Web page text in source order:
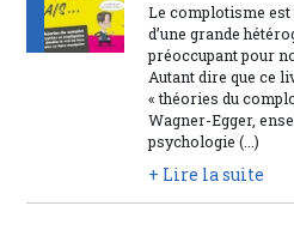
Le complotisme est
d’une grande
préoccupant pour
Autant dire que ce
« théories du
Wagner-Egger,
psychologie (...)
+ Lire la suite